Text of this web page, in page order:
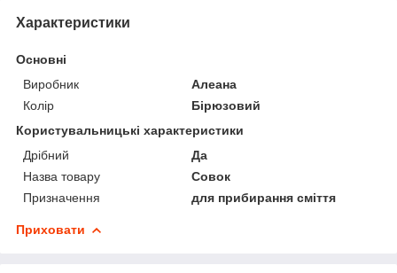
Характеристики
Основні
Виробник
Алеана
Колір
Бірюзовий
Користувальницькі характеристики
Дрібний
Да
Назва товару
Совок
Призначення
для прибирання сміття
Приховати